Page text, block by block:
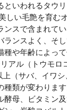
といわれるタウ
しい毛艶を育む
ンスで含まれて
ランスよく、そ
種や年齢によっ
アル（トウモロ
上（サバ、イワ
種類が変わりま
酵母、ビタミン